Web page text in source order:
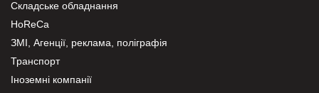
Складське обладнання
HoReCa
ЗМІ, Агенції, реклама, поліграфія
Транспорт
Іноземні компанії